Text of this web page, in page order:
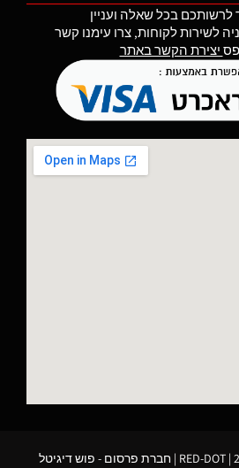
בכל שאלה ועניין
לשירות לקוחות, צרו עימנו קשר
יצירת הקשר באתר
חברת פרסום - פוש דיגיטל